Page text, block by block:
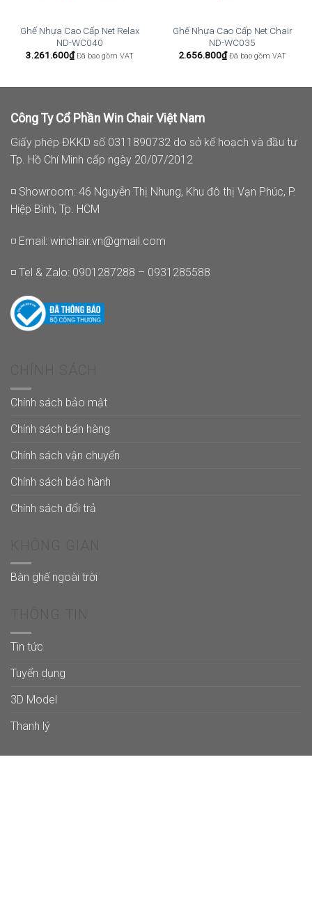
Ghế Nhựa Cao Cấp Net Relax
ND-WC040
3.261.600₫ Đã bao gồm VAT
Ghế Nhựa Cao Cấp Net Chair
ND-WC035
2.656.800₫ Đã bao gồm VAT
Công Ty Cổ Phần Win Chair Việt Nam
Giấy phép ĐKKD số 0311890732 do sở kế hoạch và đầu tư
Tp. Hồ Chí Minh cấp ngày 20/07/2012
◽ Showroom: 46 Nguyễn Thị Nhung, Khu đô thị Vạn Phúc, P.
Hiệp Bình, Tp. HCM
◽ Email: winchair.vn@gmail.com
◽ Tel & Zalo: 0901287288 – 0931285588
Chính sách bảo mật
Chính sách bán hàng
Chính sách vận chuyển
Chính sách bảo hành
Chính sách đổi trả
Bàn ghế ngoài trời
Tin tức
Tuyển dụng
3D Model
Thanh lý